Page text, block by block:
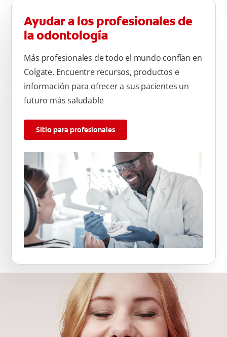
Ayudar a los profesionales de
la odontología
Más profesionales de todo el mundo confían en
Colgate. Encuentre recursos, productos e
información para ofrecer a sus pacientes un
futuro más saludable
Sitio para profesionales